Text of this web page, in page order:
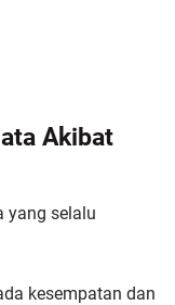
Akibat
yang selalu
kesempatan dan